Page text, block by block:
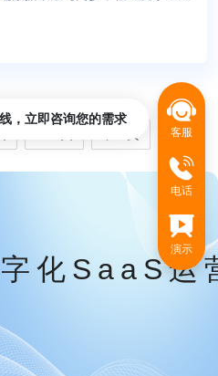
尾页
化SaaS运
客服
电话
演示
，立即咨询您的需求